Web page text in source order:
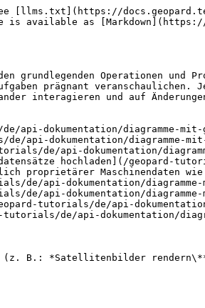
[llms.txt](https://
is available as
Operationen und
prägnant veranschaulichen.
interagieren und auf
dokumentation/diagramme-mit-
de/api-dokumentation/diagramme-
de/api-dokumentation/
hochladen](/geopard-
proprietärer Maschinendaten wie
de/api-dokumentation/
de/api-dokumentation/diagramme-
tutorials/de/api-
de/api-dokumentation/
(z. B.: *Satellitenbilder